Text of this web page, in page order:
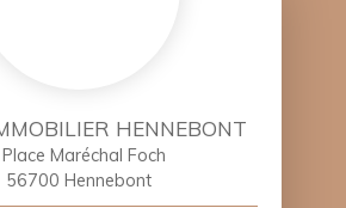
HENNEBONT
Maréchal Foch
56700 Hennebont